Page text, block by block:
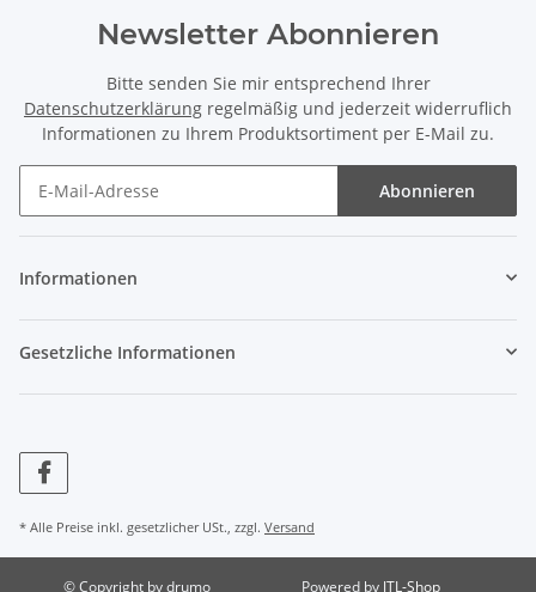
Newsletter Abonnieren
Bitte senden Sie mir entsprechend Ihrer
Datenschutzerklärung regelmäßig und jederzeit widerruflich
Informationen zu Ihrem Produktsortiment per E-Mail zu.
Abonnieren
Informationen
Gesetzliche Informationen
* Alle Preise inkl. gesetzlicher USt., zzgl. Versand
© Copyright by drumo Powered by JTL-Shop